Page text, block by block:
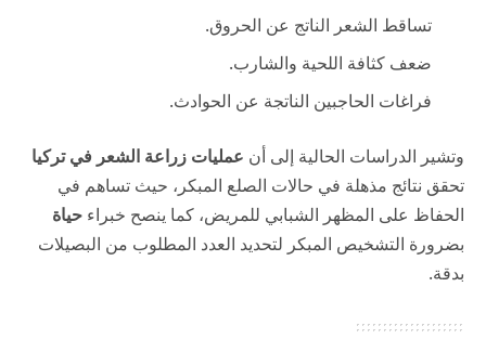
تساقط الشعر الناتج عن الحروق.
ضعف كثافة اللحية والشارب.
فراغات الحاجبين الناتجة عن الحوادث.
وتشير الدراسات الحالية إلى أن عمليات زراعة الشعر في تركيا
تحقق نتائج مذهلة في حالات الصلع المبكر، حيث تساهم في
الحفاظ على المظهر الشبابي للمريض، كما ينصح خبراء حياة
بضرورة التشخيص المبكر لتحديد العدد المطلوب من البصيلات
بدقة.